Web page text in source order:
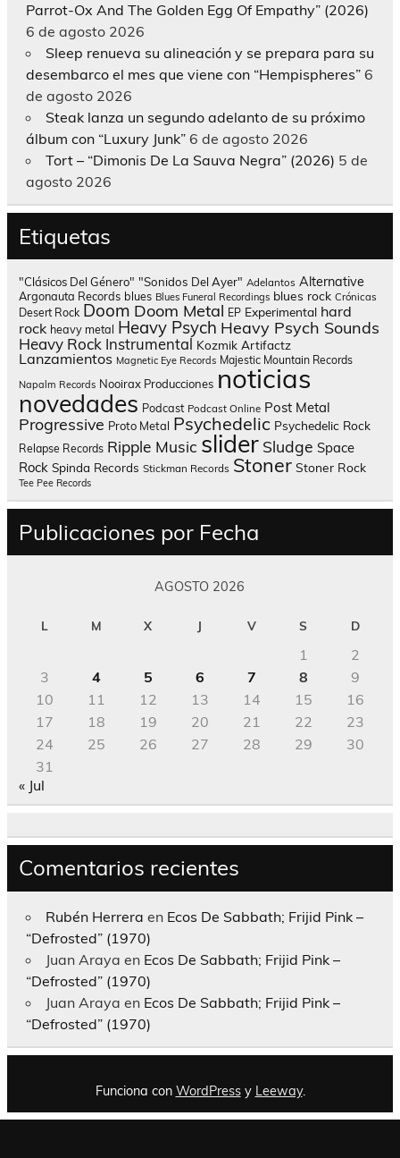
Parrot-Ox And The Golden Egg Of Empathy” (2026)
6 de agosto 2026
Sleep renueva su alineación y se prepara para su
desembarco el mes que viene con “Hempispheres” 6
de agosto 2026
Steak lanza un segundo adelanto de su próximo
álbum con “Luxury Junk” 6 de agosto 2026
Tort – “Dimonis De La Sauva Negra” (2026) 5 de
agosto 2026
Etiquetas
"Clásicos Del Género" "Sonidos Del Ayer" Adelantos Alternative
Argonauta Records blues Blues Funeral Recordings blues rock Crónicas
Desert Rock Doom Doom Metal EP Experimental hard
rock heavy metal Heavy Psych Heavy Psych Sounds
Heavy Rock Instrumental Kozmik Artifactz
Lanzamientos Magnetic Eye Records Majestic Mountain Records
Napalm Records Nooirax Producciones noticias
novedades Podcast Podcast Online Post Metal
Progressive Proto Metal Psychedelic Psychedelic Rock
Relapse Records Ripple Music slider Sludge Space
Rock Spinda Records Stickman Records Stoner Stoner Rock
Tee Pee Records
Publicaciones por Fecha
AGOSTO 2026
L M X J V S D
1
2
3
4 5 6 7 8
9
10
11 12 13 14 15
16
17
18 19 20 21 22
23
24
25 26 27 28 29
30
31
« Jul
Comentarios recientes
Rubén Herrera en Ecos De Sabbath; Frijid Pink –
“Defrosted” (1970)
Juan Araya en Ecos De Sabbath; Frijid Pink –
“Defrosted” (1970)
Juan Araya en Ecos De Sabbath; Frijid Pink –
“Defrosted” (1970)
Funciona con WordPressy Leeway.